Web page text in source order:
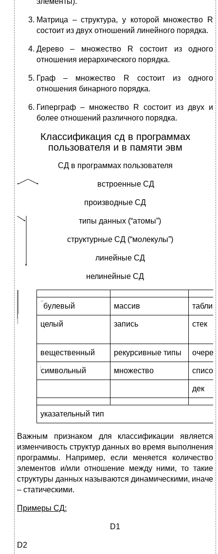
Матрица – структура, у которой множество R
состоит из двух отношений линейного порядка.
Дерево – множество R состоит из одного
отношения иерархического порядка.
Граф – множество R состоит из одного
отношения бинарного порядка.
Гиперграф – множество R состоит из двух и
более отношений различного порядка.
Классификация сд в программах
пользователя и в памяти эвм
СД в программах пользователя
встроенные СД
производные СД
типы данных (“атомы”)
структурные СД (“молекулы”)
линейные СД
нелинейные СД
булевый массив
целый запись стек
вещественный рекурсивные типы
символьный множество список
дек
указательный тип
Важным признаком для классификации является
изменчивость структур данных во время выполнения
программы. Например, если меняется количество
элементов и/или отношение между ними, то такие
структуры данных называются динамическими, иначе
– статическими.
Примеры СД:
D1
D2